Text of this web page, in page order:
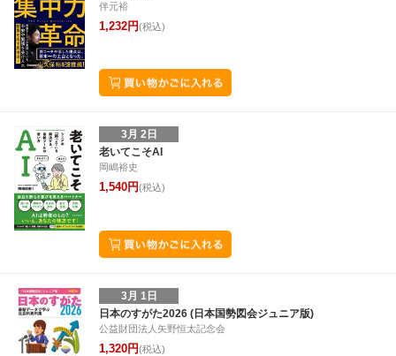
伴元裕
1,232円(税込)
3月 2日
老いてこそAI
岡嶋裕史
1,540円(税込)
3月 1日
日本のすがた2026 (日本国勢図会ジュニア版)
公益財団法人矢野恒太記念会
1,320円(税込)